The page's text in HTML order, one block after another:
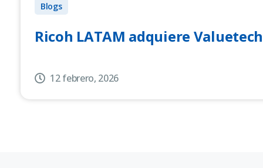
Blogs
Ricoh LATAM adquiere
12 febrero, 2026